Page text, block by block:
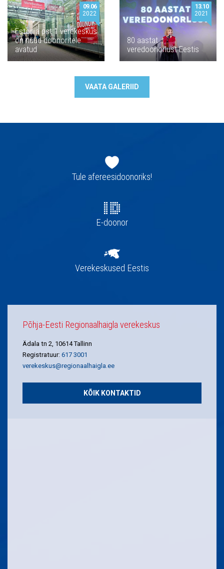
Estonia pst 1 verekeskus
on nüüd doonoritele
avatud
09.06
2022
80 aastat
veredoonorlust Eestis
13.10
2021
VAATA GALERIID
navigatsioonTule afereesidoonoriks!
E-doonor
Verekeskused Eestis
Põhja-Eesti Regionaalhaigla verekeskus
Ädala tn 2, 10614 Tallinn
Registratuur: 617 3001
verekeskus@regionaalhaigla.ee
KÕIK KONTAKTID